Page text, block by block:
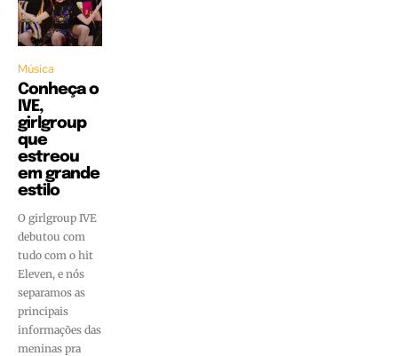
Música
Conheça o
IVE,
girlgroup
que
estreou
em grande
estilo
O girlgroup IVE
debutou com
tudo com o hit
Eleven, e nós
separamos as
principais
informações das
meninas pra